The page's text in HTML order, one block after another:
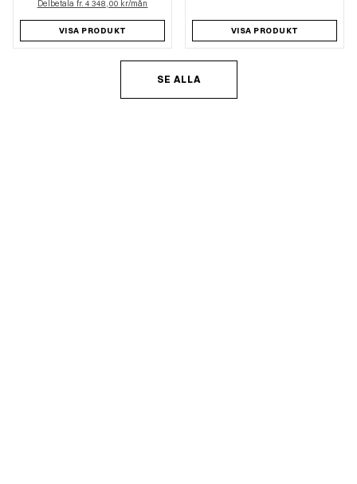
Delbetala fr. 4 348,00 kr/mån
VISA PRODUKT VISA PRODUKT
SE ALLA